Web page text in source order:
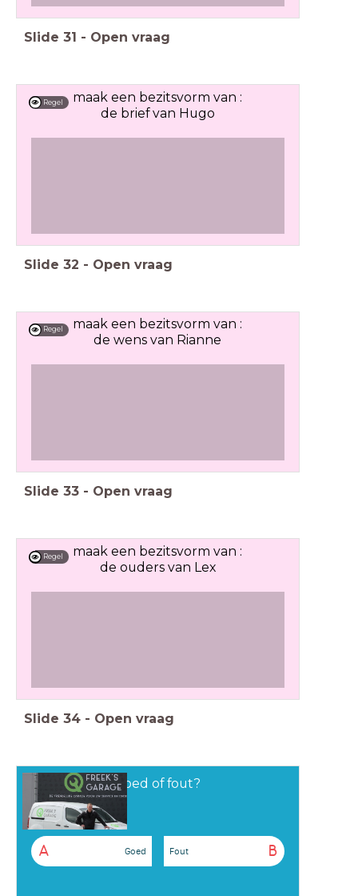
Slide 31 - Open vraag
maak een bezitsvorm van :
de brief van Hugo
Regel
Slide 32 - Open vraag
maak een bezitsvorm van :
de wens van Rianne
Regel
Slide 33 - Open vraag
maak een bezitsvorm van :
de ouders van Lex
Regel
Slide 34 - Open vraag
Goed of fout?
A Goed B
Fout